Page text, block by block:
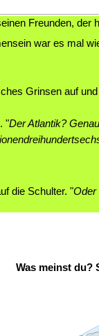
Freunden,
war es mal
Grinsen auf
"Der Atlantik? Genau
die Schulter. "Oder
Was meinst du?